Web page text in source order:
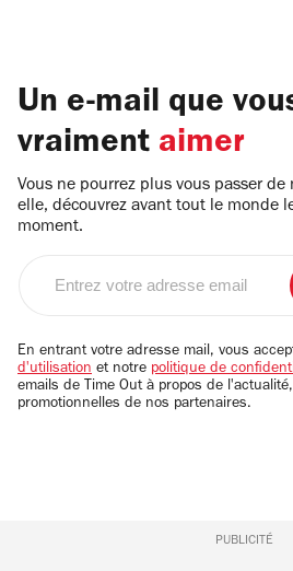
Un e-mail que
vraiment aimer
Vous ne pourrez plus vous passer de
elle, découvrez avant tout le monde
moment.
email
En entrant votre adresse mail, vous
d'utilisation et notre politique de
emails de Time Out à propos de
promotionnelles de nos partenaires.
PUBLICITÉ